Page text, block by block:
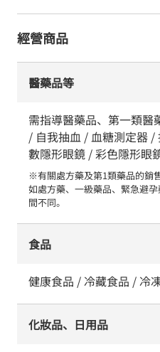
經營商品
醫藥品等
需指導醫藥品、第一類
/ 自我抽血 / 血糖測定器 /
數隱形眼鏡 / 彩色隱形眼
※有關處方藥及第1類藥品的銷
如處方藥、一級藥品、緊急避
間不同。
食品
健康食品 / 冷藏食品 / 冷
化妝品、日用品